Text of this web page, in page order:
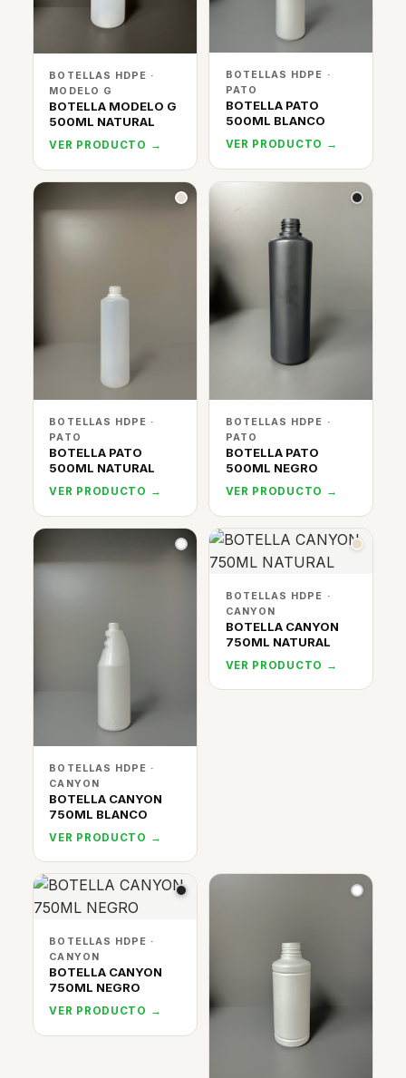
BOTELLAS HDPE ·
MODELO G
BOTELLA MODELO G
500ML NATURAL
VER PRODUCTO →
BOTELLAS HDPE ·
PATO
BOTELLA PATO
500ML BLANCO
VER PRODUCTO →
BOTELLAS HDPE ·
PATO
BOTELLA PATO
500ML NATURAL
VER PRODUCTO →
BOTELLAS HDPE ·
PATO
BOTELLA PATO
500ML NEGRO
VER PRODUCTO →
BOTELLAS HDPE ·
CANYON
BOTELLA CANYON
750ML BLANCO
VER PRODUCTO →
BOTELLAS HDPE ·
CANYON
BOTELLA CANYON
750ML NATURAL
VER PRODUCTO →
BOTELLAS HDPE ·
CANYON
BOTELLA CANYON
750ML NEGRO
VER PRODUCTO →